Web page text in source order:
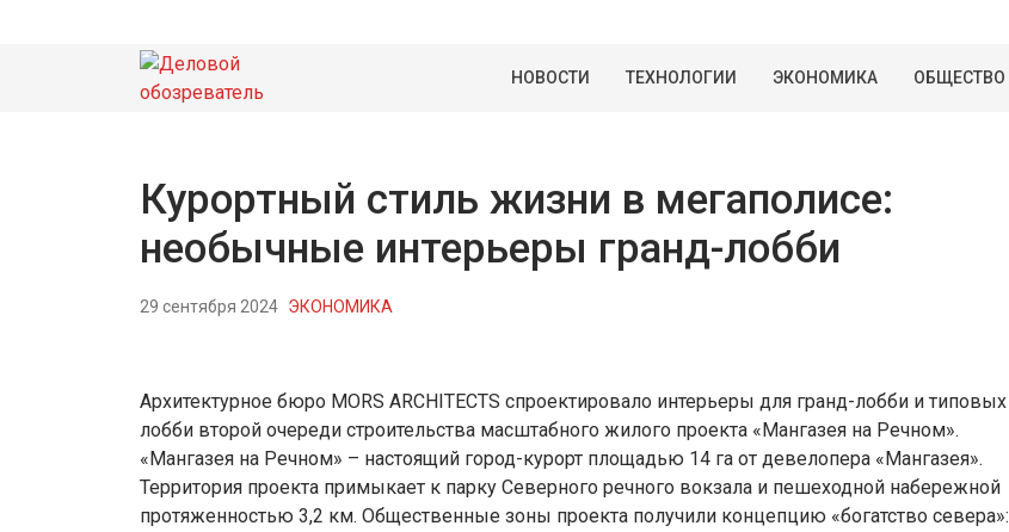
НОВОСТИ ТЕХНОЛОГИИ ЭКОНОМИКА ОБЩЕСТВО
Курортный стиль жизни в мегаполисе:
необычные интерьеры гранд-лобби
29 сентября 2024 ЭКОНОМИКА
Архитектурное бюро MORS ARCHITECTS спроектировало интерьеры для гранд-лобби и типовых
лобби второй очереди строительства масштабного жилого проекта «Мангазея на Речном».
«Мангазея на Речном» – настоящий город-курорт площадью 14 га от девелопера «Мангазея».
Территория проекта примыкает к парку Северного речного вокзала и пешеходной набережной
протяженностью 3,2 км. Общественные зоны проекта получили концепцию «богатство севера»: